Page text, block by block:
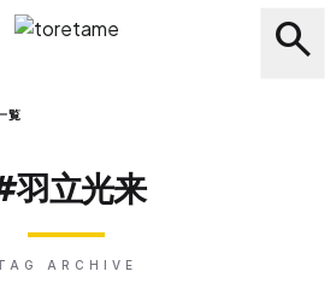
search
覧
立光来
ARCHIVE